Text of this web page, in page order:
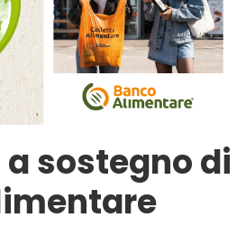
a sostegno di